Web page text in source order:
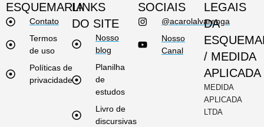
ESQUEMARIA
Contato
Termos
de uso
Políticas de
privacidade
LINKS
DO SITE
Nosso
blog
Planilha
de
estudos
Livro de
discursivas
SOCIAIS
@acarolalvarenga
Nosso
Canal
LEGAIS
DA
/ MEDIDA
APLICADA
MEDIDA
APLICADA
LTDA